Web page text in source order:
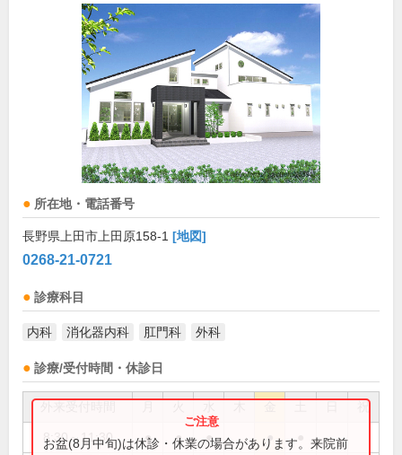
所在地・電話番号
長野県上田市上田原158-1 [地図]
0268-21-0721
診療科目
内科 消化器内科 肛門科 外科
診療/受付時間・休診日
祝
8:30～11:30 ● ● ● ●
お盆(8月中旬)は休診・休業の場合があります。来院前